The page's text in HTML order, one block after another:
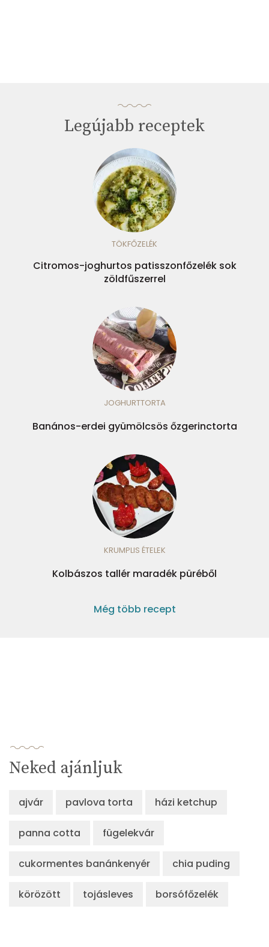
Legújabb receptek
TÖKFŐZELÉK
Citromos-joghurtos patisszonfőzelék sok
zöldfűszerrel
JOGHURTTORTA
Banános-erdei gyümölcsös őzgerinctorta
KRUMPLIS ÉTELEK
Kolbászos tallér maradék püréből
Még több recept
Neked ajánljuk
ajvár pavlova torta házi ketchup
panna cotta fügelekvár
cukormentes banánkenyér chia puding
körözött tojásleves borsófőzelék